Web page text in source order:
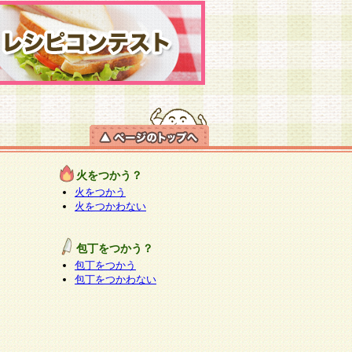
火をつかう？
火をつかう
火をつかわない
包丁をつかう？
包丁をつかう
包丁をつかわない